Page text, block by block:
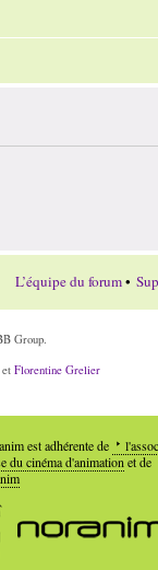
L’équipe du forum•
Group.
etFlorentine Grelier
est adhérente de
du cinéma d'animation et de